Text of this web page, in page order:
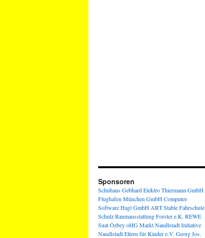
Sponsoren
Schuhaus GebhardElektro Thiermann GmbH
Flughafen München GmbHComputer-
Software Hagl GmbH ART StableFahrschule
SchulzRaumausstattung Forster e.K. REWE
Suat Özbey oHGMarkt NandlstadtInitiative
Nandlstadt Eltern für Kinder e.V. Georg Jos.